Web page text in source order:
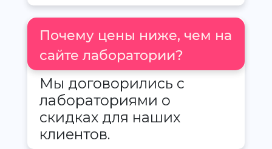
Почему цены ниже, чем на
сайте лаборатории?
Мы договорились с
лабораториями о
скидках для наших
клиентов.